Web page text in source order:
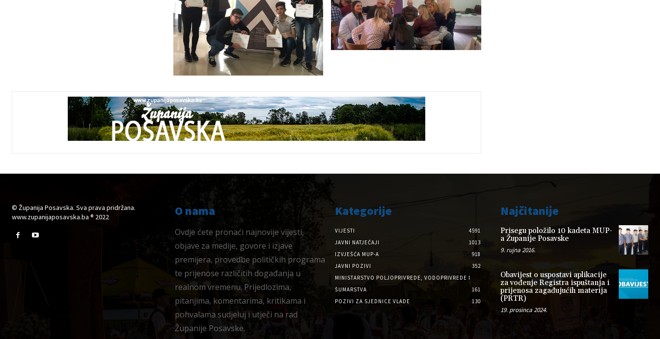
© Županija Posavska. Sva prava pridržana.
www.zupanijaposavska.ba ® 2022
O nama
Ovdje ćete pronaći najnovije vijesti,
objave za medije, govore i izjave
premijera, provedbe političkih programa
te prijenose različitih događanja u
realnom vremenu. Prijedlozima,
pitanjima, komentarima, kritikama i
pohvalama sudjeluj i utječi na rad
Županije Posavske.
Kategorije
VIJESTI
4591
JAVNI NATJEČAJI
1013
IZVJEŠĆA MUP-A
918
JAVNI POZIVI
352
MINISTARSTVO POLJOPRIVREDE, VODOPRIVREDE I
ŠUMARSTVA
161
POZIVI ZA SJEDNICE VLADE
130
Najčitanije
Prisegu položilo 10 kadeta MUP-
a Županije Posavske
9. rujna 2016.
Obavijest o uspostavi aplikacije
za vođenje Registra ispuštanja i
prijenosa zagađujućih materija
(PRTR)
19. prosinca 2024.